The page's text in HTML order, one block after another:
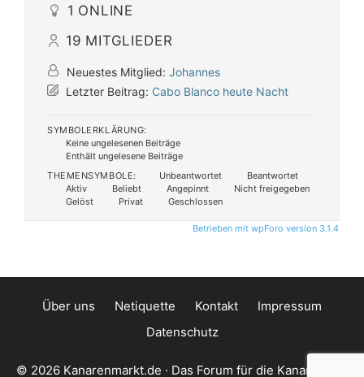
1 ONLINE
19 MITGLIEDER
Neuestes Mitglied: Johannes
Letzter Beitrag: Cabo Blanco heute Nacht
SYMBOLERKLÄRUNG:
Keine ungelesenen Beiträge
Enthält ungelesene Beiträge
THEMENSYMBOLE:
Unbeantwortet
Beantwortet
Aktiv
Beliebt Angepinnt
Nicht freigegeben
Gelöst
Privat Geschlossen
Betrieben mit wpForo version 3.1.4
Über uns Netiquette Kontakt
Impressum
Datenschutz
© 2026 Kanarenmarkt.de · Das Forum für die Kanarischen